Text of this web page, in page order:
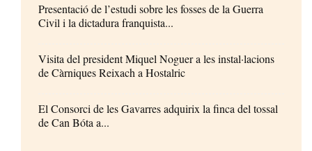
Presentació de l’estudi sobre les fosses de la Guerra
Civil i la dictadura franquista...
Visita del president Miquel Noguer a les instal·lacions
de Càrniques Reixach a Hostalric
El Consorci de les Gavarres adquirix la finca del tossal
de Can Bóta a...